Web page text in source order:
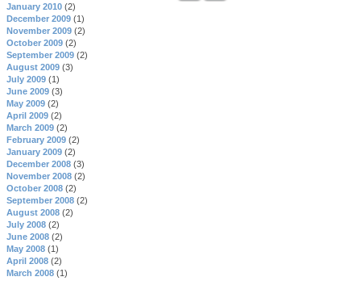
January 2010 (2)
December 2009 (1)
November 2009 (2)
October 2009 (2)
September 2009 (2)
August 2009 (3)
July 2009 (1)
June 2009 (3)
May 2009 (2)
April 2009 (2)
March 2009 (2)
February 2009 (2)
January 2009 (2)
December 2008 (3)
November 2008 (2)
October 2008 (2)
September 2008 (2)
August 2008 (2)
July 2008 (2)
June 2008 (2)
May 2008 (1)
April 2008 (2)
March 2008 (1)